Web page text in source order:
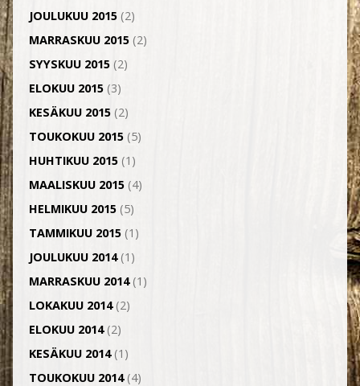
JOULUKUU 2015(2)
MARRASKUU 2015(2)
SYYSKUU 2015(2)
ELOKUU 2015(3)
KESÄKUU 2015(2)
TOUKOKUU 2015(5)
HUHTIKUU 2015(1)
MAALISKUU 2015(4)
HELMIKUU 2015(5)
TAMMIKUU 2015(1)
JOULUKUU 2014(1)
MARRASKUU 2014(1)
LOKAKUU 2014(2)
ELOKUU 2014(2)
KESÄKUU 2014(1)
TOUKOKUU 2014(4)